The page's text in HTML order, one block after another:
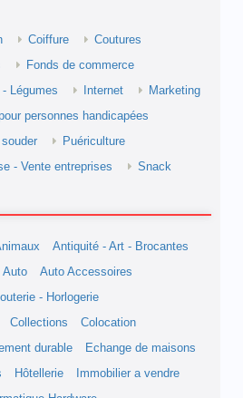
Coiffure
Coutures
Fonds de commerce
- Légumes Internet
Marketing
personnes handicapées
Puériculture
- Vente entreprises
Snack
Antiquité - Art - Brocantes
Auto
Auto Accessoires
- Horlogerie
Collections
Colocation
durable
Echange de maisons
Hôtellerie
Immobilier a vendre